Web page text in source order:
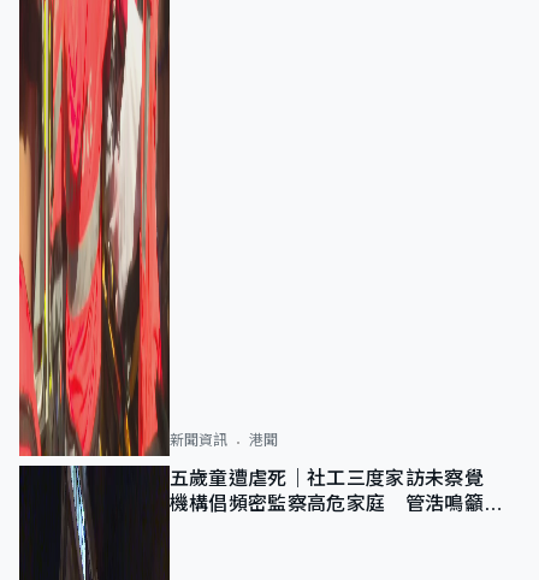
新聞資訊 港聞
五歲童遭虐死｜社工三度家訪未察覺
機構倡頻密監察高危家庭 管浩鳴籲加